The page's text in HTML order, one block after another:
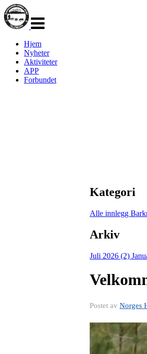
navigasjon
Hjem
Nyheter
Aktiviteter
APP
Forbundet
Kategori
Alle innlegg
Arkiv
Juli 2026 (2)
Postet av Norges